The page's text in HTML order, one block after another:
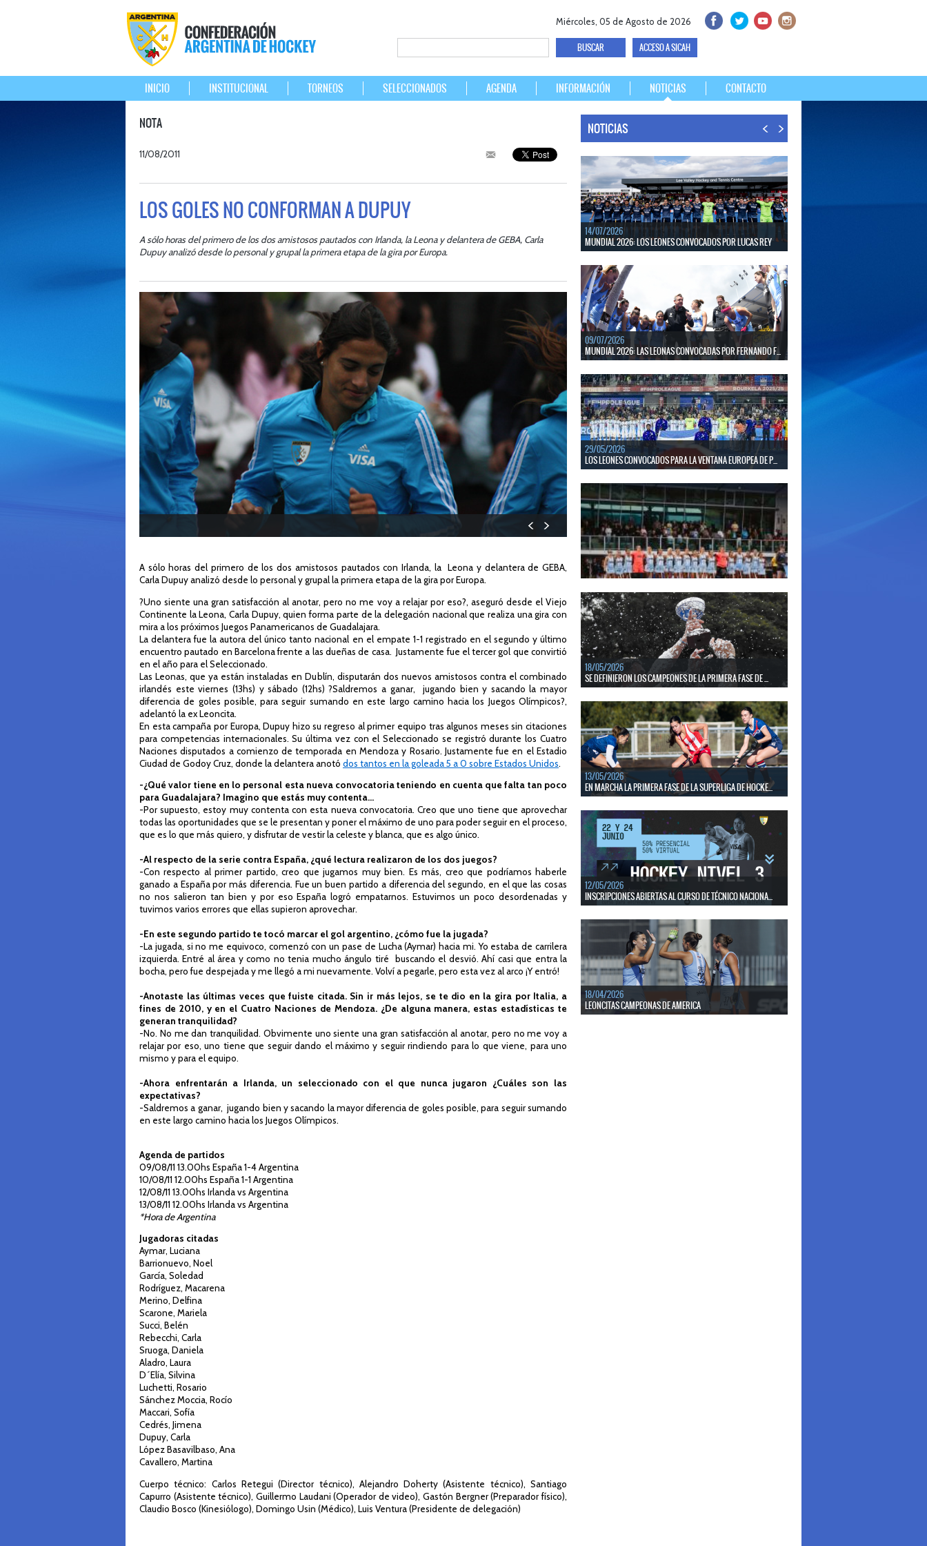
Miércoles, 05 de Agosto de 2026
ACCESO A SICAH
INICIO INSTITUCIONAL TORNEOS SELECCIONADOS AGENDA INFORMACIÓN NOTICIAS CONTACTO
NOTA
11/08/2011
LOS GOLES NO CONFORMAN A DUPUY
A sólo horas del primero de los dos amistosos pautados con Irlanda, la Leona y delantera de GEBA, Carla
Dupuy analizó desde lo personal y grupal la primera etapa de la gira por Europa.
A sólo horas del primero de los dos amistosos pautados con Irlanda, la Leona y delantera de GEBA,
Carla Dupuy analizó desde lo personal y grupal la primera etapa de la gira por Europa.
?Uno siente una gran satisfacción al anotar, pero no me voy a relajar por eso?, aseguró desde el Viejo
Continente la Leona, Carla Dupuy, quien forma parte de la delegación nacional que realiza una gira con
mira a los próximos Juegos Panamericanos de Guadalajara.
La delantera fue la autora del único tanto nacional en el empate 1-1 registrado en el segundo y último
encuentro pautado en Barcelona frente a las dueñas de casa. Justamente fue el tercer gol que convirtió
en el año para el Seleccionado.
Las Leonas, que ya están instaladas en Dublín, disputarán dos nuevos amistosos contra el combinado
irlandés este viernes (13hs) y sábado (12hs) ?Saldremos a ganar, jugando bien y sacando la mayor
diferencia de goles posible, para seguir sumando en este largo camino hacia los Juegos Olímpicos?,
adelantó la ex Leoncita.
En esta campaña por Europa, Dupuy hizo su regreso al primer equipo tras algunos meses sin citaciones
para competencias internacionales. Su última vez con el Seleccionado se registró durante los Cuatro
Naciones disputados a comienzo de temporada en Mendoza y Rosario. Justamente fue en el Estadio
Ciudad de Godoy Cruz, donde la delantera anotó dos tantos en la goleada 5 a 0 sobre Estados Unidos.
-¿Qué valor tiene en lo personal esta nueva convocatoria teniendo en cuenta que falta tan poco
para Guadalajara? Imagino que estás muy contenta...
-Por supuesto, estoy muy contenta con esta nueva convocatoria. Creo que uno tiene que aprovechar
todas las oportunidades que se le presentan y poner el máximo de uno para poder seguir en el proceso,
que es lo que más quiero, y disfrutar de vestir la celeste y blanca, que es algo único.
-Al respecto de la serie contra España, ¿qué lectura realizaron de los dos juegos?
-Con respecto al primer partido, creo que jugamos muy bien. Es más, creo que podríamos haberle
ganado a España por más diferencia. Fue un buen partido a diferencia del segundo, en el que las cosas
no nos salieron tan bien y por eso España logró empatarnos. Estuvimos un poco desordenadas y
tuvimos varios errores que ellas supieron aprovechar.
-En este segundo partido te tocó marcar el gol argentino, ¿cómo fue la jugada?
-La jugada, si no me equivoco, comenzó con un pase de Lucha (Aymar) hacia mi. Yo estaba de carrilera
izquierda. Entré al área y como no tenia mucho ángulo tiré
buscando el desvió. Ahí casi que entra la
bocha, pero fue despejada y me llegó a mi nuevamente. Volví a pegarle, pero esta vez al arco ¡Y entró!
-Anotaste las últimas veces que fuiste citada. Sin ir más lejos, se te dio en la gira por Italia, a
fines de 2010, y en el Cuatro Naciones de Mendoza. ¿De alguna manera, estas estadísticas te
generan tranquilidad?
-No. No me dan tranquilidad. Obvimente uno siente una gran satisfacción al anotar, pero no me voy a
relajar por eso, uno tiene que seguir dando el máximo y seguir rindiendo para lo que viene, para uno
mismo y para el equipo.
-Ahora enfrentarán a Irlanda, un seleccionado con el que nunca jugaron ¿Cuáles son las
expectativas?
-Saldremos a ganar, jugando bien y sacando la mayor diferencia de goles posible, para seguir sumando
en este largo camino hacia los Juegos Olímpicos.
Agenda de partidos
09/08/11 13.00hs España 1-4 Argentina
10/08/11 12.00hs España 1-1 Argentina
12/08/11 13.00hs Irlanda vs Argentina
13/08/11 12.00hs Irlanda vs Argentina
*Hora de Argentina
Jugadoras citadas
Aymar, Luciana
Barrionuevo, Noel
García, Soledad
Rodríguez, Macarena
Merino, Delfina
Scarone, Mariela
Succi, Belén
Rebecchi, Carla
Sruoga, Daniela
Aladro, Laura
D´Elía, Silvina
Luchetti, Rosario
Sánchez Moccia, Rocío
Maccari, Sofía
Cedrés, Jimena
Dupuy, Carla
López Basavilbaso, Ana
Cavallero, Martina
Cuerpo técnico: Carlos Retegui (Director técnico), Alejandro Doherty (Asistente técnico), Santiago
Capurro (Asistente técnico), Guillermo Laudani (Operador de video), Gastón Bergner (Preparador físico),
Claudio Bosco (Kinesiólogo), Domingo Usin (Médico), Luis Ventura (Presidente de delegación)
NOTICIAS
14/07/2026
MUNDIAL 2026: LOS LEONES CONVOCADOS POR LUCAS REY
Bélgica.
LEER MÁS
09/07/2026
MUNDIAL 2026: LAS LEONAS CONVOCADAS POR FERNANDO F...
Bajos y Bélgica.
LEER MÁS
29/05/2026
LOS LEONES CONVOCADOS PARA LA VENTANA EUROPEA DE P...
ventanas de Pro League 2025-26 en Inglaterra y Alemania.
LEER MÁS
22/05/2026
LAS LEONAS CONVOCADAS PARA LA VENTANA EUROPEA DE P...
En junio, el seleccionado nacional disputará las últimas dos
ventanas de Pro League 2025-26 en Bélgica e Inglaterra.
LEER MÁS
18/05/2026
SE DEFINIERON LOS CAMPEONES DE LA PRIMERA FASE DE ...
mejores clubes del país.
LEER MÁS
13/05/2026
EN MARCHA LA PRIMERA FASE DE LA SUPERLIGA DE HOCKE...
durante 5 días en todo el territorio nacional
LEER MÁS
12/05/2026
INSCRIPCIONES ABIERTAS AL CURSO DE TÉCNICO NACIONA...
18/04/2026
LEONCITAS CAMPEONAS DE AMERICA